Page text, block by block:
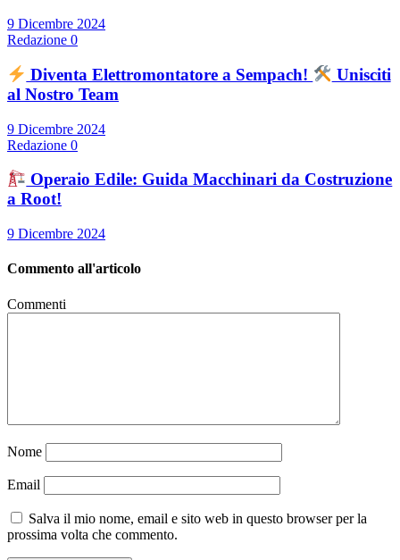
9 Dicembre 2024
Redazione 0
Diventa Elettromontatore a Sempach!
Unisciti
al Nostro Team
9 Dicembre 2024
Redazione 0
Operaio Edile: Guida Macchinari da Costruzione
a Root!
9 Dicembre 2024
Commento all'articolo
Commenti
Nome
Email
Salva il mio nome, email e sito web in questo browser per la
prossima volta che commento.